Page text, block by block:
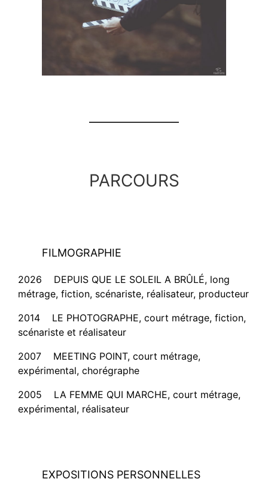
PARCOURS
FILMOGRAPHIE
2026 DEPUIS QUE LE SOLEIL A BRÛLÉ, long
métrage, fiction, scénariste, réalisateur, producteur
2014 LE PHOTOGRAPHE, court métrage, fiction,
scénariste et réalisateur
2007 MEETING POINT, court métrage,
expérimental, chorégraphe
2005 LA FEMME QUI MARCHE, court métrage,
expérimental, réalisateur
EXPOSITIONS PERSONNELLES